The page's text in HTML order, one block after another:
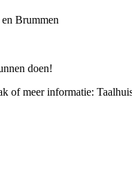
Brummen
doen!
of meer informatie: